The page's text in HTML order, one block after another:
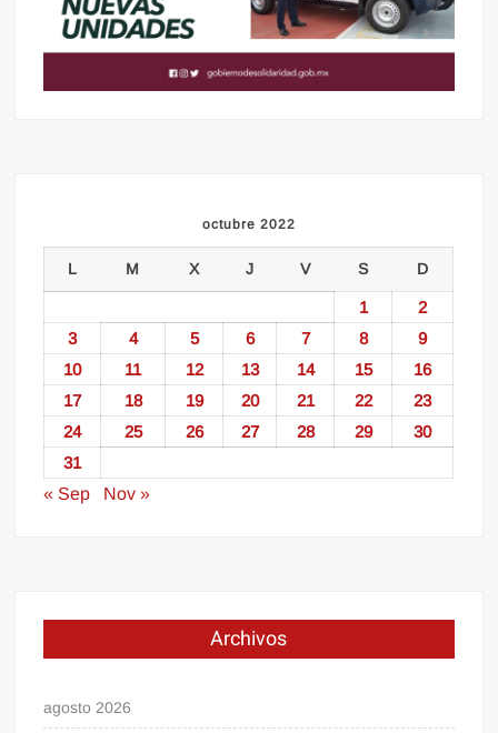
octubre 2022
L M X J V S D
1
2
3
4 5 6 7 8
9
10
11 12 13 14 15
16
17
18 19 20 21 22
23
24
25 26 27 28 29
30
31
« Sep
Nov »
Archivos
agosto 2026